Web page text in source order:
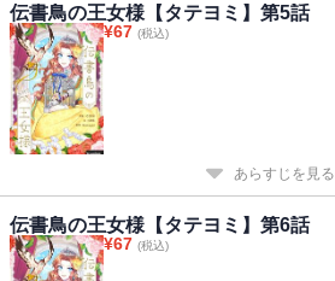
伝書鳥の王女様【タテヨミ】第5話
¥67 (税込)
あらすじを見る
伝書鳥の王女様【タテヨミ】第6話
¥67 (税込)